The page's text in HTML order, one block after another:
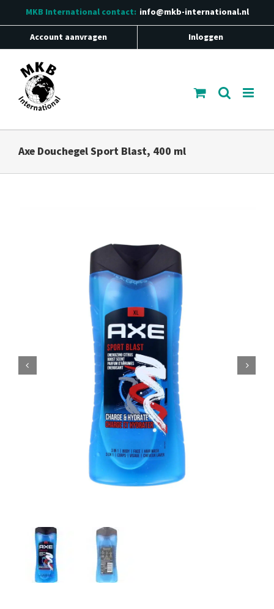
inhoud
MKB Internationalcontact: info@mkb-international.nl
Account aanvragen Inloggen
Axe Douchegel Sport Blast, 400 ml